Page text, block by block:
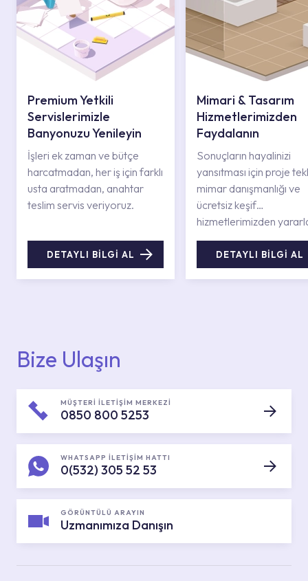
Premium Yetkili
Servislerimizle
Banyonuzu Yenileyin
İşleri ek zaman ve bütçe
harcatmadan, her iş için farklı
usta aratmadan, anahtar
teslim servis veriyoruz.
DETAYLI BİLGİ AL
Mimari & Tasarım
Hizmetlerimizden
Faydalanın
Sonuçların hayalinizi
yansıtması için proje
mimar danışmanlığı ve
ücretsiz keşif
hizmetlerimizden
DETAYLI BİLGİ AL
Bize Ulaşın
MÜŞTERİ İLETİŞİM MERKEZİ
0850 800 5253
WHATSAPP İLETİŞİM HATTI
0(532) 305 52 53
GÖRÜNTÜLÜ ARAYIN
Uzmanımıza Danışın